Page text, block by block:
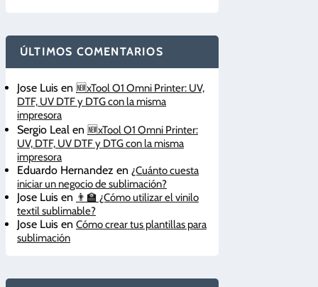
ÚLTIMOS COMENTARIOS
Jose Luis en 🆕xTool O1 Omni Printer: UV,
DTF, UV DTF y DTG con la misma
impresora
Sergio Leal en 🆕xTool O1 Omni Printer:
UV, DTF, UV DTF y DTG con la misma
impresora
Eduardo Hernandez en ¿Cuánto cuesta
iniciar un negocio de sublimación?
Jose Luis en 👨‍🏫 ¿Cómo utilizar el vinilo
textil sublimable?
Jose Luis en Cómo crear tus plantillas para
sublimación